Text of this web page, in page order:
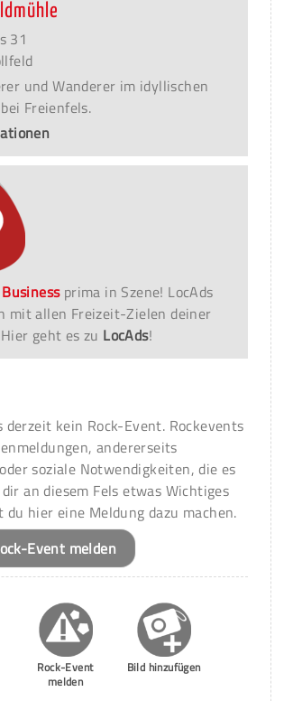
31
und Wanderer im idyllischen
Freienfels.
prima in Szene! LocAds
mit allen Freizeit-Zielen deiner
geht es zu LocAds!
derzeit kein Rock-Event. Rockevents
andererseits
soziale Notwendigkeiten, die es
an diesem Fels etwas Wichtiges
hier eine Meldung dazu machen.
Event melden
Rock-Event
melden
Bild hinzufügen